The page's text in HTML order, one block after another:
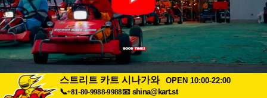
스트리트 카트 시나가와
OPEN 10:00-22:00
📞+81-80-9988-9988📧 shina@kart.st